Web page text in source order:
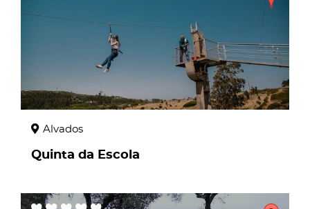
Alvados
Quinta da Escola
page